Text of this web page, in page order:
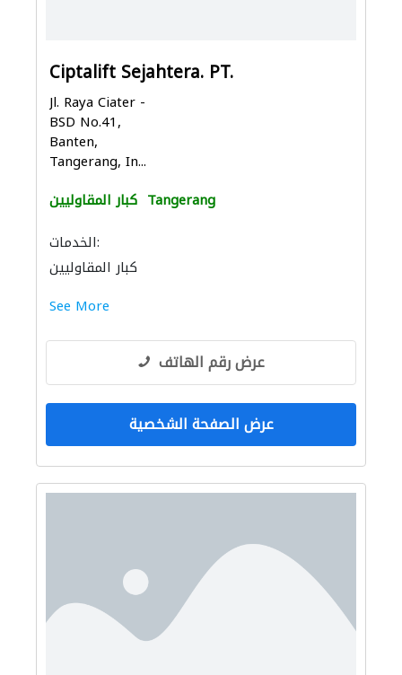
Ciptalift Sejahtera. PT.
Jl. Raya Ciater -
BSD No.41,
Banten,
Tangerang, In...
كبار المقاوليين Tangerang
الخدمات:
كبار المقاوليين
See More
عرض رقم الهاتف
عرض الصفحة الشخصية